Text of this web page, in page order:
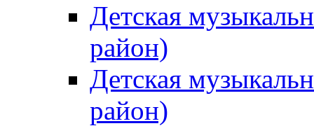
Детская
район)
Детская
район)